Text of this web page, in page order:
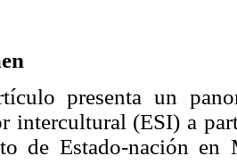
presenta un
intercultural (ESI) a
de Estado-nación